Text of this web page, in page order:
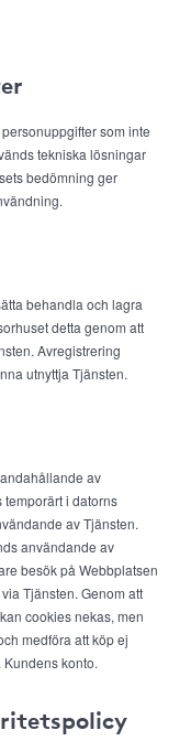
som inte
tekniska lösningar
bedömning ger
behandla och lagra
detta genom att
Avregistrering
utnyttja Tjänsten.
av
temporärt i datorns
av Tjänsten.
användande av
besök på Webbplatsen
Tjänsten. Genom att
cookies nekas, men
medföra att köp ej
konto.